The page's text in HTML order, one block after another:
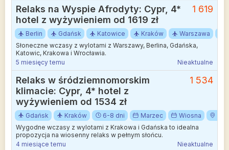
Relaks na Wyspie Afrodyty: Cypr, 4*
hotel z wyżywieniem od 1619 zł
1 619
Berlin Gdańsk Katowice Kraków Warszawa
Słoneczne wczasy z wylotami z Warszawy, Berlina, Gdańska,
Katowic, Krakowa i Wrocławia.
5 miesięcy temu
Nieaktualne
Relaks w śródziemnomorskim
klimacie: Cypr, 4* hotel z
wyżywieniem od 1534 zł
1 534
Gdańsk Kraków 6-8 dni Marzec Wiosna
Wygodne wczasy z wylotami z Krakowa i Gdańska to idealna
propozycja na wiosenny relaks w pełnym słońcu.
4 miesiące temu
Nieaktualne